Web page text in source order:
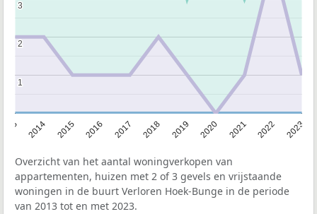
2014 2015 2016 2017 2018 2019 2020 2021 2022 2023
11
2
2
3
3
Overzicht van het aantal woningverkopen van
appartementen, huizen met 2 of 3 gevels en vrijstaande
woningen in de buurt Verloren Hoek-Bunge in de periode
van 2013 tot en met 2023.